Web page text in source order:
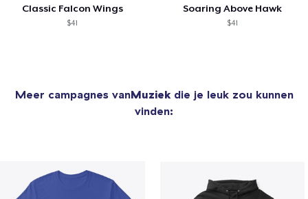
Classic Falcon Wings
$41
Soaring Above Hawk
$41
Meer campagnes vanMuziekdie je leuk zou kunnen
vinden: